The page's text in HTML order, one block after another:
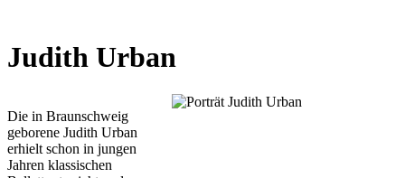
Judith Urban
Die in Braunschweig
geborene Judith Urban
erhielt schon in jungen
Jahren klassischen